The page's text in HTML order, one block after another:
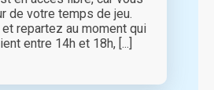
de votre temps de jeu.
repartez au moment qui
entre 14h et 18h, [...]